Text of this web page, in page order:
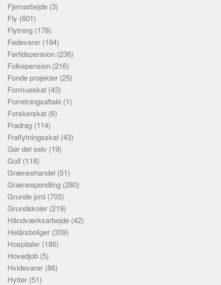
Fjernarbejde (3)
Fly (601)
Flytning (178)
Fødevarer (194)
Førtidspension (236)
Folkepension (216)
Fonde projekter (25)
Formueskat (43)
Forretningsaftale (1)
Forskerskat (6)
Fradrag (114)
Fraflytningsskat (43)
Gør det selv (19)
Golf (118)
Grænsehandel (51)
Grænsependling (280)
Grunde jord (703)
Grundskoler (219)
Håndværksarbejde (42)
Helårsboliger (339)
Hospitaler (186)
Hovedjob (5)
Hvidevarer (86)
Hytter (51)